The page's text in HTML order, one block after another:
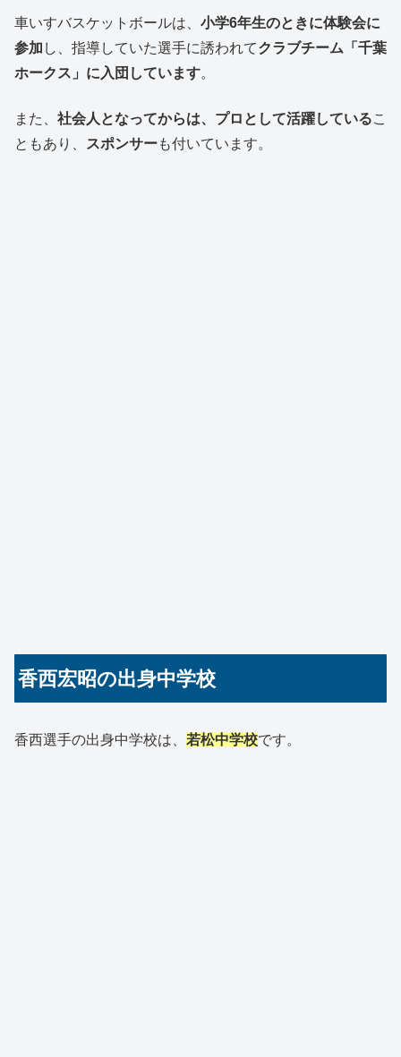
車いすバスケットボールは、 小学6年生のときに体験会に
参加 し、指導していた選手に誘われてクラブチーム「千葉
ホークス」に入団しています。
また、 社会人となってからは、プロとして活躍しているこ
ともあり、
スポンサーも付いています。
香西宏昭の出身中学校
香西選手の出身中学校は、 若松中学校です。